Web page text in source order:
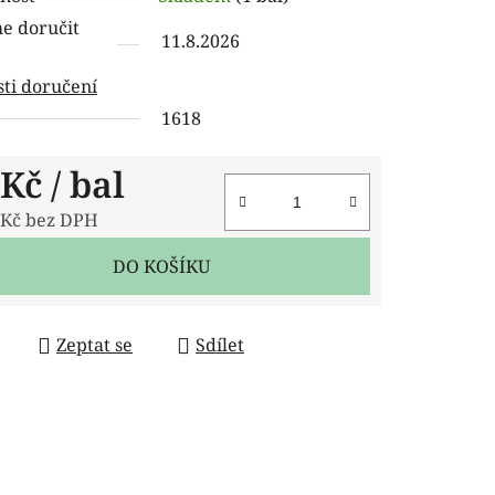
doručit
11.8.2026
doručení
1618
/ bal
bez DPH
DO KOŠÍKU
Zeptat se Sdílet